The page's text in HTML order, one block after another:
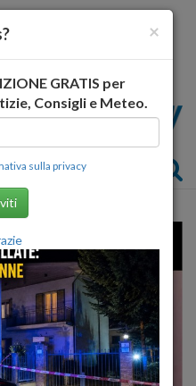
×
GRATIS per
Consigli e Meteo.
sulla privacy